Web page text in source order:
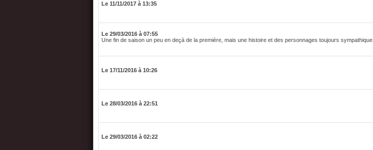
Le 11/11/2017 à 13:35
Le 29/03/2016 à 07:55
Une fin de saison un peu en deçà de la première, mais une histoire et des personnages toujours sympathique.
Le 17/11/2016 à 10:26
Le 28/03/2016 à 22:51
Le 29/03/2016 à 02:22